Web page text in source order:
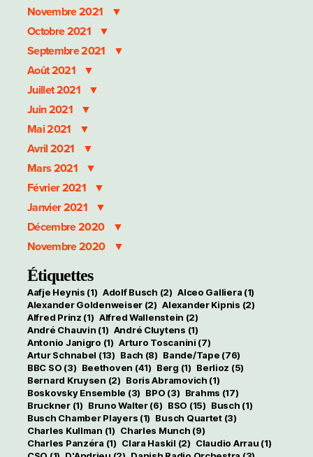
Novembre 2021
Octobre 2021
Septembre 2021
Août 2021
Juillet 2021
Juin 2021
Mai 2021
Avril 2021
Mars 2021
Février 2021
Janvier 2021
Décembre 2020
Novembre 2020
Étiquettes
Aafje Heynis (1) Adolf Busch (2) Alceo Galliera (1)
Alexander Goldenweiser (2) Alexander Kipnis (2)
Alfred Prinz (1) Alfred Wallenstein (2)
André Chauvin (1) André Cluytens (1)
Antonio Janigro (1) Arturo Toscanini (7)
Artur Schnabel (13) Bach (8) Bande/Tape (76)
BBC SO (3) Beethoven (41) Berg (1) Berlioz (5)
Bernard Kruysen (2) Boris Abramovich (1)
Boskovsky Ensemble (3) BPO (3) Brahms (17)
Bruckner(1) Bruno Walter(6) BSO (15) Busch (1)
Busch Chamber Players (1) Busch Quartet(3)
Charles Kullman (1) Charles Munch (9)
Charles Panzéra (1) Clara Haskil (2) Claudio Arrau (1)